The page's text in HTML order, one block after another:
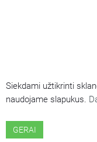
Siekdami užtikrinti
naudojame slapukus.
GERAI